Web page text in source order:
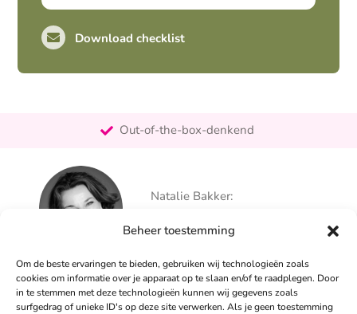
Beheer toestemming
Om de beste ervaringen te bieden, gebruiken wij technologieën zoals
cookies om informatie over je apparaat op te slaan en/of te raadplegen. Door
in te stemmen met deze technologieën kunnen wij gegevens zoals
surfgedrag of unieke ID's op deze site verwerken. Als je geen toestemming
Download checklist
Out-of-the-box-denkend
Persoonlijk
Natalie Bakker:
info@alertpromotie.nl
Sandra Peters: